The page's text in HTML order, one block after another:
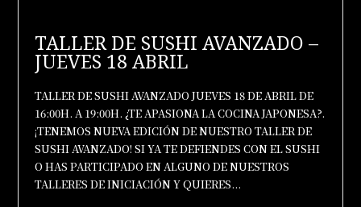
TALLER DE SUSHI AVANZADO –
JUEVES 18 ABRIL
TALLER DE SUSHI AVANZADO JUEVES 18 DE ABRIL DE
16:00H. A 19:00H. ¿TE APASIONA LA COCINA JAPONESA?.
¡TENEMOS NUEVA EDICIÓN DE NUESTRO TALLER DE
SUSHI AVANZADO! SI YA TE DEFIENDES CON EL SUSHI
O HAS PARTICIPADO EN ALGUNO DE NUESTROS
TALLERES DE INICIACIÓN Y QUIERES...